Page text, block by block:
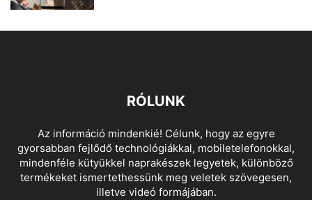
RÓLUNK
Az információ mindenkié! Célunk, hogy az egyre
gyorsabban fejlődő technológiákkal, mobiletelefonokkal,
mindenféle kütyükkel naprakészek legyetek, különböző
termékeket ismertethessünk meg veletek szövegesen,
illetve videó formájában.